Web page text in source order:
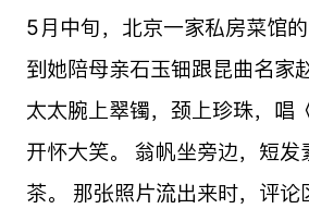
5月中旬，北京一家私房菜馆
到她陪母亲石玉钿跟昆曲名家
太太腕上翠镯，颈上珍珠，唱
开怀大笑。 翁帆坐旁边，短发
茶。 那张照片流出来时，评论